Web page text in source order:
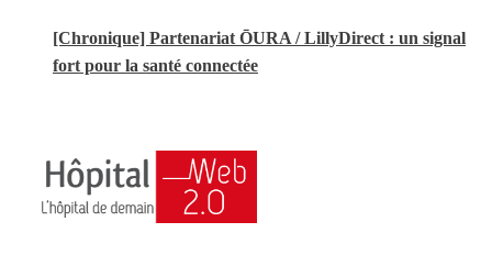
[Chronique] Partenariat ŌURA / LillyDirect : un signal
fort pour la santé connectée